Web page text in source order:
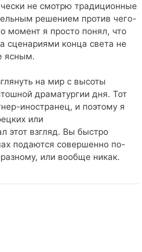
не смотрю традиционные
решением против чего-
момент я просто понял, что
сценариями конца света не
ясным.
на мир с высоты
драматургии дня. Тот
иностранец, и поэтому я
или
этот взгляд. Вы быстро
подаются совершенно по-
или вообще никак.